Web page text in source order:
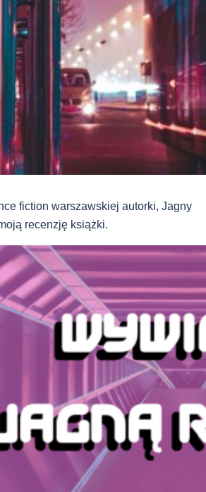
fiction warszawskiej autorki, Jagny
recenzję książki.